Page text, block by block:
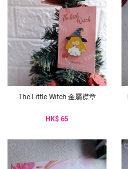
The Little Witch 金屬襟章
HK$ 65